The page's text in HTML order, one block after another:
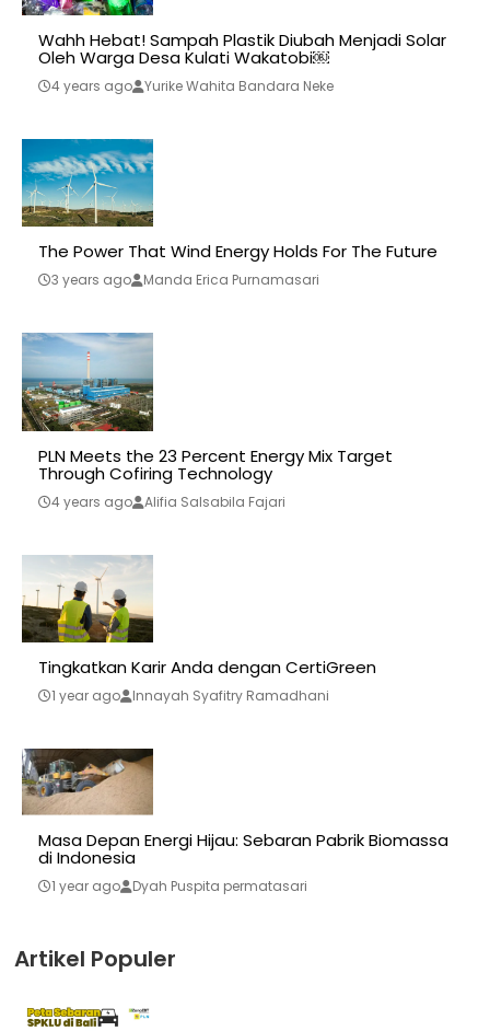
Wahh Hebat! Sampah Plastik Diubah Menjadi Solar
Oleh Warga Desa Kulati Wakatobi￼
4 years ago Yurike Wahita Bandara Neke
The Power That Wind Energy Holds For The Future
3 years ago Manda Erica Purnamasari
PLN Meets the 23 Percent Energy Mix Target
Through Cofiring Technology
4 years ago Alifia Salsabila Fajari
Tingkatkan Karir Anda dengan CertiGreen
1 year ago Innayah Syafitry Ramadhani
Masa Depan Energi Hijau: Sebaran Pabrik Biomassa
di Indonesia
1 year ago Dyah Puspita permatasari
Artikel Populer